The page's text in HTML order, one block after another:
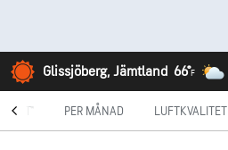
Glissjöberg, Jämtland 66°F
PER MÅNAD LUFTKVALITET